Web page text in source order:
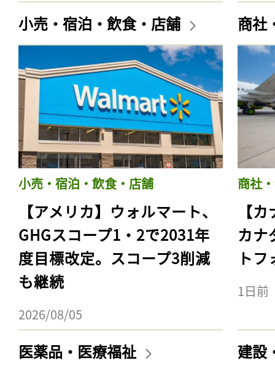
小売・宿泊・飲食・店舗
小売・宿泊・飲食・店舗
【アメリカ】ウォルマート、
GHGスコープ1・2で2031年
度目標改定。スコープ3削減
も継続
2026/08/05
商社
商社
【
カナ
ト
1日前
医薬品・医療福祉 建設